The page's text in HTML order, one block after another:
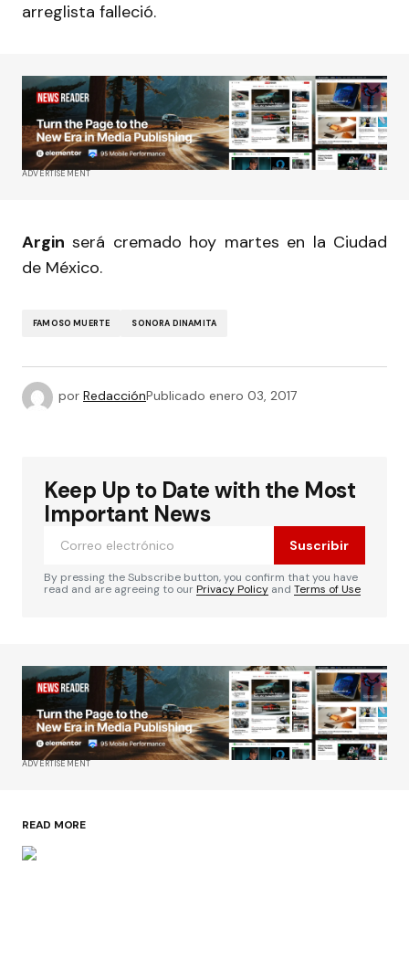
arreglista falleció.
ADVERTISEMENT
Argin será cremado hoy martes en la Ciudad
de México.
FAMOSO MUERTE SONORA DINAMITA
por RedacciónPublicado enero 03, 2017
Keep Up to Date with the Most
Important News
Suscribir
By pressing the Subscribe button, you confirm that you have
read and are agreeing to ourPrivacy Policy and Terms of Use
ADVERTISEMENT
READ MORE